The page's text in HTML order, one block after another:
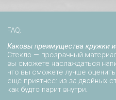
FAQ:
Каковы преимущества кружки
Стекло — прозрачный
вы сможете наслаждаться
что вы сможете лучше оценить
ещё приятнее: из-за двойных
как будто парит внутри.